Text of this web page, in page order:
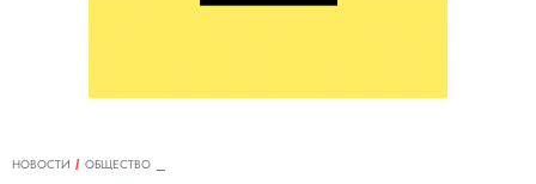
НОВОСТИ
ОБЩЕСТВО